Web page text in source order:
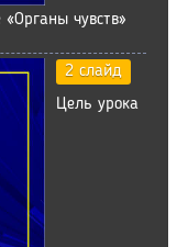
чувств»
2 слайд
Цель урока